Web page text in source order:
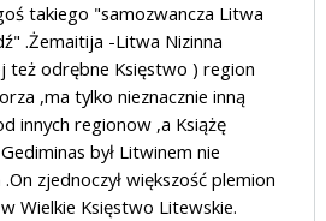
takiego "samozwancza Litwa
.Żemaitija -Litwa Nizinna
też odrębne Księstwo ) region
,ma tylko nieznacznie inną
innych regionow ,a Książę
był Litwinem nie
zjednoczył większość plemion
Wielkie Księstwo Litewskie.